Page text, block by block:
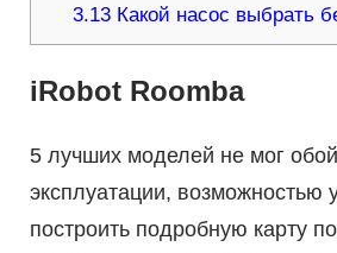
3.13 Какой насос выбрать
iRobot Roomba
5 лучших моделей не мог
эксплуатации,
построить подробную карту